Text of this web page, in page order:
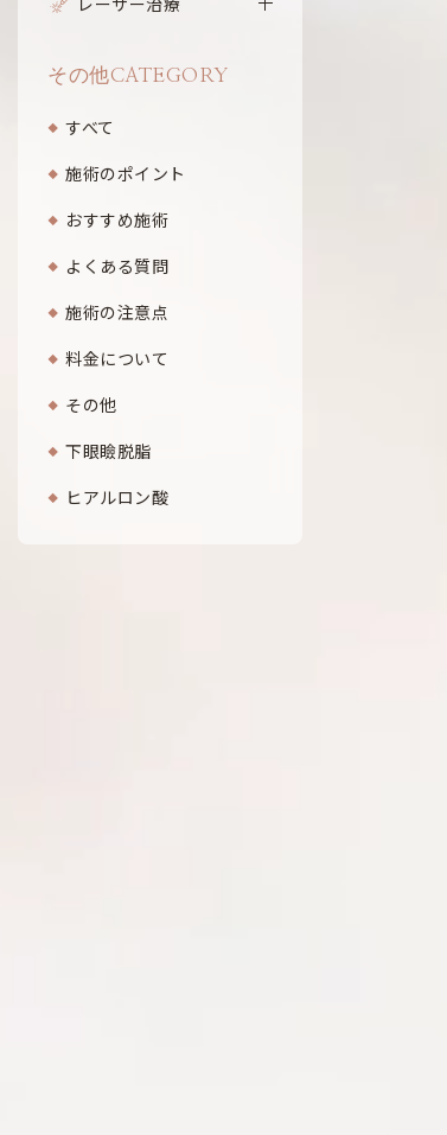
その他CATEGORY
すべて
施術のポイント
おすすめ施術
よくある質問
施術の注意点
料金について
その他
下眼瞼脱脂
ヒアルロン酸